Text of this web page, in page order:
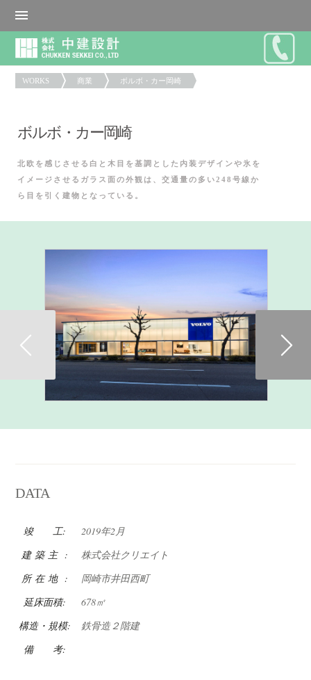
WORKS 商業 ボルボ・カー岡崎
ボルボ・カー岡崎
北欧を感じさせる白と木目を基調とした内装デザインや氷を
イメージさせるガラス面の外観は、交通量の多い248号線か
ら目を引く建物となっている。
Previous
DATA
竣 工:
2019年2月
建 築 主 :
株式会社クリエイト
所 在 地 :
岡崎市井田西町
延床面積:
678㎡
構造・規模:
鉄骨造２階建
備 考: